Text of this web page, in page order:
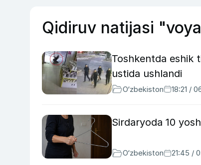
Qidiruv natijasi
Toshkentda eshik
ustida ushlandi
O‘zbekiston 18:21 /
Sirdaryoda 10
O‘zbekiston 21:45 /